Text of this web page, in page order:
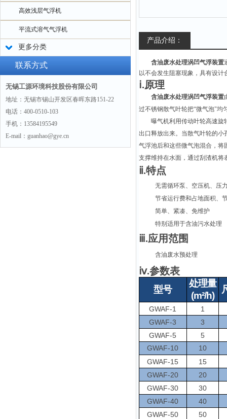
高效浅层气浮机
平流式溶气气浮机
更多分类
联系方式
无锡工源环境科技股份有限公司
地址：无锡市锡山开发区春晖东路151-22
电话：400-0510-103
手机：13584195549
E-mail：guanhao@gye.cn
产品介绍：
含油废水处理涡凹气浮装置
以不会发生阻塞现象，具有设
ⅰ.原理
含油废水处理涡凹气浮装置
过不锈钢散气叶轮把“微气泡"均
曝气机利用传动叶轮高速旋
出口释放出来。当散气叶轮的小
气浮池后和这些微气泡混合，将
支撑维持在水面，通过刮渣机将
ⅱ.特点
无需循环泵、空压机、压
节省运行费和占地面积、
简单、紧凑、免维护
特别适用于含油污水处理
ⅲ.应用范围
含油废水预处理
ⅳ.参数表
型号
处理量
(m²/h)
GWAF-1
1
GWAF-3
3
GWAF-5
5
GWAF-10
10
GWAF-15
15
GWAF-20
20
GWAF-30
30
GWAF-40
40
GWAF-50
50